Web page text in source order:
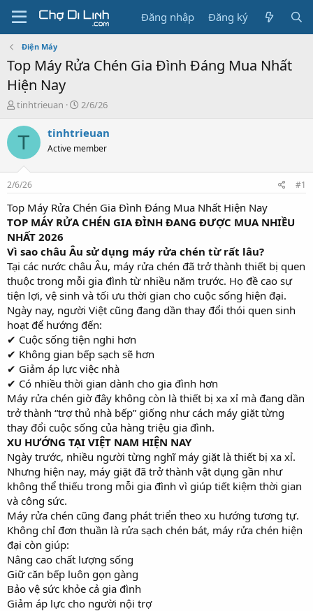
Đăng nhập Đăng ký
Điện Máy
Top Máy Rửa Chén Gia Đình Đáng Mua Nhất
Hiện Nay
T
r
a
s
t
a
r
t
e
r
tinhtrieuan
N
à
g
2/6/26
T tinhtrieuan
Active member
2/6/26 #1
Top Máy Rửa Chén Gia Đình Đáng Mua Nhất Hiện Nay
TOP MÁY RỬA CHÉN GIA ĐÌNH ĐANG ĐƯỢC MUA NHIỀU
NHẤT 2026
Vì sao châu Âu sử dụng máy rửa chén từ rất lâu?
Tại các nước châu Âu, máy rửa chén đã trở thành thiết bị quen
thuộc trong mỗi gia đình từ nhiều năm trước. Họ đề cao sự
tiện lợi, vệ sinh và tối ưu thời gian cho cuộc sống hiện đại.
Ngày nay, người Việt cũng đang dần thay đổi thói quen sinh
hoạt để hướng đến:
✔ Cuộc sống tiện nghi hơn
✔ Không gian bếp sạch sẽ hơn
✔ Giảm áp lực việc nhà
✔ Có nhiều thời gian dành cho gia đình hơn
Máy rửa chén giờ đây không còn là thiết bị xa xỉ mà đang dần
trở thành “trợ thủ nhà bếp” giống như cách máy giặt từng
thay đổi cuộc sống của hàng triệu gia đình.
XU HƯỚNG TẠI VIỆT NAM HIỆN NAY
Ngày trước, nhiều người từng nghĩ máy giặt là thiết bị xa xỉ.
Nhưng hiện nay, máy giặt đã trở thành vật dụng gần như
không thể thiếu trong mỗi gia đình vì giúp tiết kiệm thời gian
và công sức.
Máy rửa chén cũng đang phát triển theo xu hướng tương tự.
Không chỉ đơn thuần là rửa sạch chén bát, máy rửa chén hiện
đại còn giúp:
Nâng cao chất lượng sống
Giữ căn bếp luôn gọn gàng
Bảo vệ sức khỏe cả gia đình
Giảm áp lực cho người nội trợ